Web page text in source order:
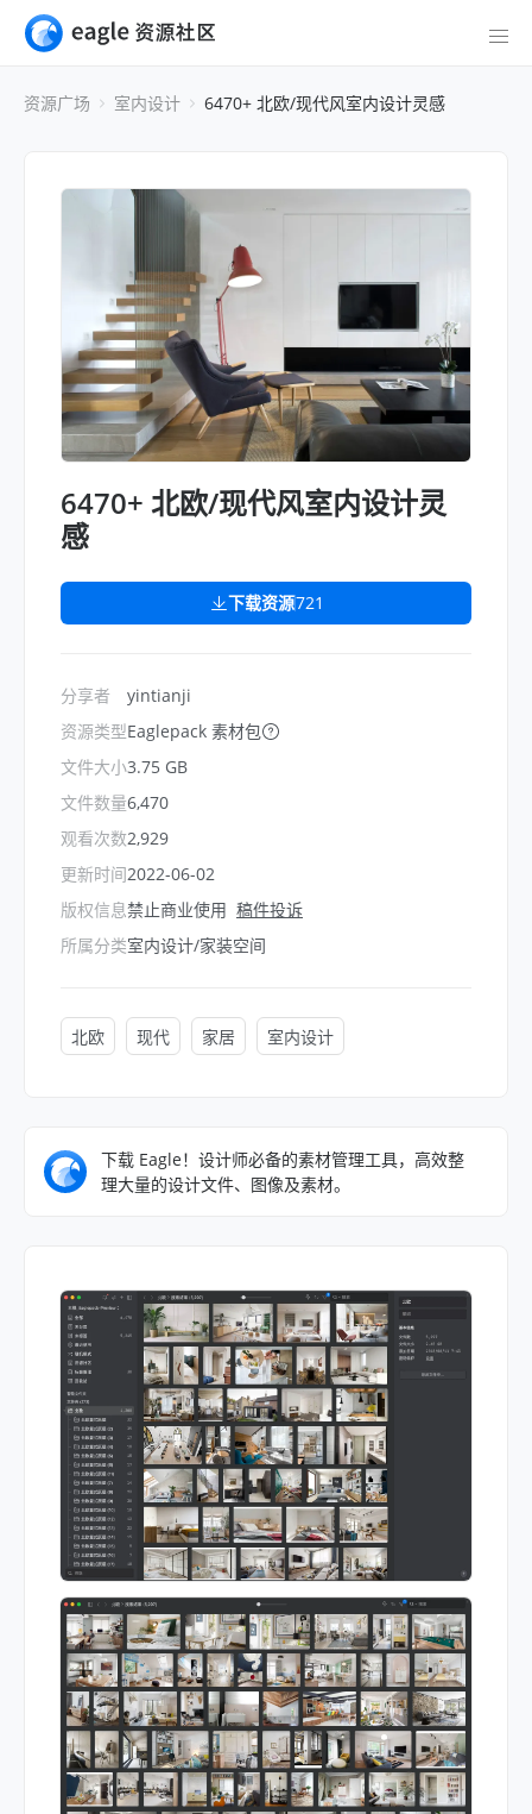
资源广场 室内设计 6470+ 北欧/现代风室内设计灵感
6470+ 北欧/现代风室内设计灵
感
下载资源721
分享者
资源类型
文件大小
文件数量
观看次数
更新时间
版权信息
所属分类
yintianji
Eaglepack 素材包
3.75 GB
6,470
2,929
2022-06-02
禁止商业使用 稿件投诉
室内设计/家装空间
北欧 现代 家居 室内设计
下载 Eagle！设计师必备的素材管理工具，高效整
理大量的设计文件、图像及素材。